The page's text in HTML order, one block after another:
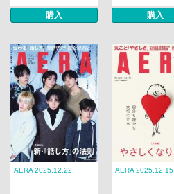
購入 購入
AERA 2025.12.22 AERA 2025.12.15